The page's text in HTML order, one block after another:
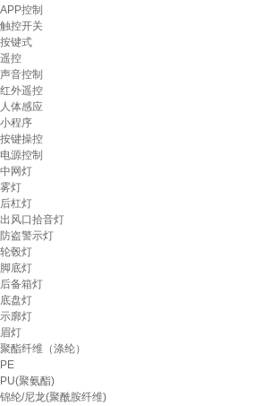
APP控制
触控开关
按键式
遥控
声音控制
红外遥控
人体感应
小程序
按键操控
电源控制
中网灯
雾灯
后杠灯
出风口拾音灯
防盗警示灯
轮毂灯
脚底灯
后备箱灯
底盘灯
示廓灯
眉灯
聚酯纤维（涤纶）
PE
PU(聚氨酯)
锦纶/尼龙(聚酰胺纤维)